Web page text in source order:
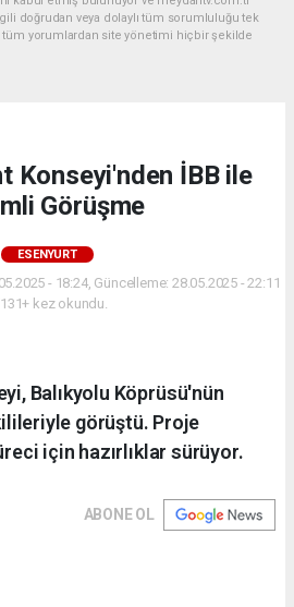
doğrudan veya dolaylı tüm sorumluluğu tek
tüm yorumlardan site yönetimi hiçbir şekilde
Konseyi'nden İBB ile
Görüşme
ESENYURT
- 18:24, Güncelleme: 28.05.2025 - 22:11
kez okundu.
Balıkyolu Köprüsü'nün
görüştü. Proje
için hazırlıklar sürüyor.
ABONE OL